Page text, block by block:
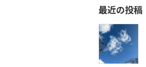
最近の投稿